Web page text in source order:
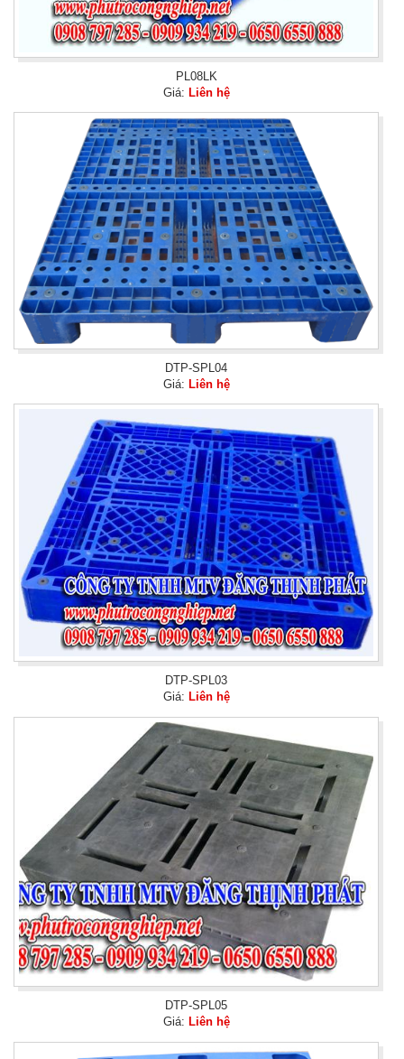
PL08LK
Giá: Liên hệ
DTP-SPL04
Giá: Liên hệ
DTP-SPL03
Giá: Liên hệ
DTP-SPL05
Giá: Liên hệ